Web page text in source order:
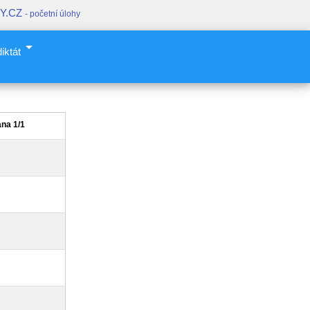
- početní úlohy
arrow_drop_down
1/1